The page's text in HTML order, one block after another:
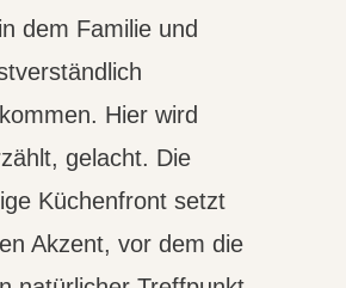
dem Familie und
Hier wird
gelacht. Die
Küchenfront setzt
Akzent, vor dem die